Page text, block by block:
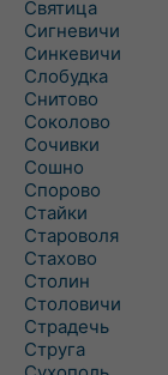
Святица
Сигневичи
Синкевичи
Слобудка
Снитово
Соколово
Сочивки
Сошно
Спорово
Стайки
Староволя
Стахово
Столин
Столовичи
Страдечь
Струга